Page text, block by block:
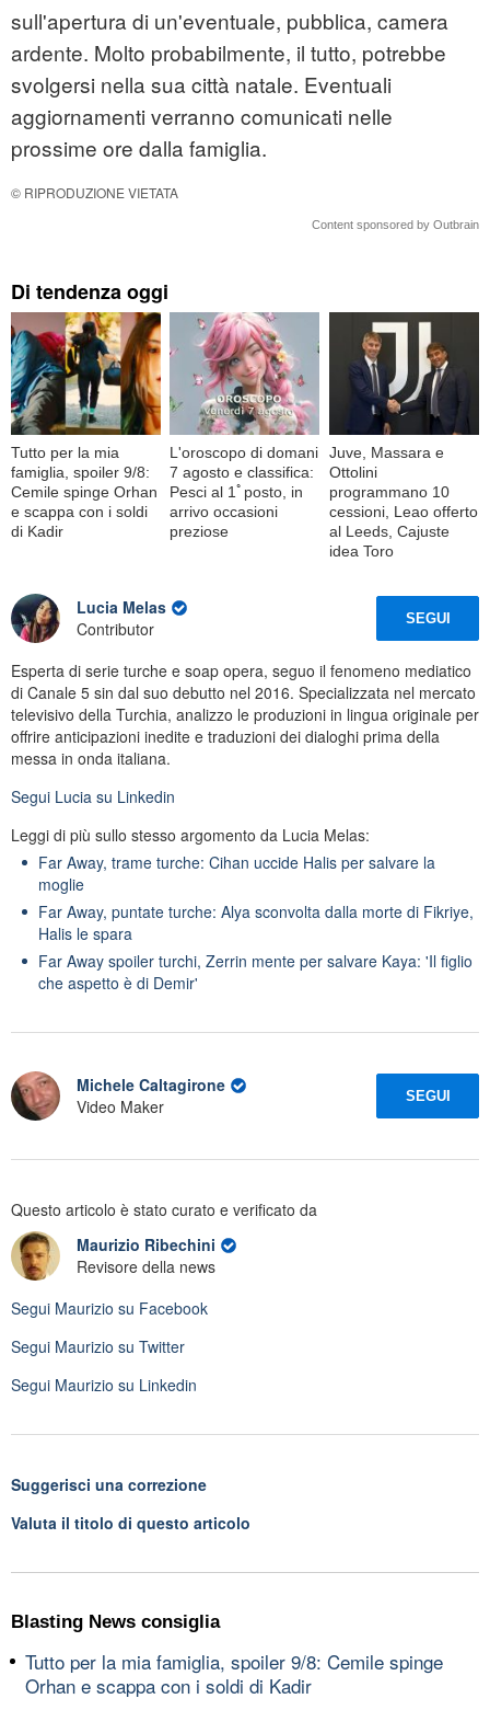
sull'apertura di un'eventuale, pubblica, camera
ardente. Molto probabilmente, il tutto, potrebbe
svolgersi nella sua città natale. Eventuali
aggiornamenti verranno comunicati nelle
prossime ore dalla famiglia.
© RIPRODUZIONE VIETATA
Content sponsored by Outbrain
Di tendenza oggi
Tutto per la mia
famiglia, spoiler 9/8:
Cemile spinge Orhan
e scappa con i soldi
di Kadir
L'oroscopo di domani
7 agosto e classifica:
Pesci al 1ﾟposto, in
arrivo occasioni
preziose
Juve, Massara e
Ottolini
programmano 10
cessioni, Leao offerto
al Leeds, Cajuste
idea Toro
Lucia Melas
Contributor
SEGUI
Esperta di serie turche e soap opera, seguo il fenomeno mediatico
di Canale 5 sin dal suo debutto nel 2016. Specializzata nel mercato
televisivo della Turchia, analizzo le produzioni in lingua originale per
offrire anticipazioni inedite e traduzioni dei dialoghi prima della
messa in onda italiana.
Segui Lucia su Linkedin
Leggi di più sullo stesso argomento da Lucia Melas:
Far Away, trame turche: Cihan uccide Halis per salvare la
moglie
Far Away, puntate turche: Alya sconvolta dalla morte di Fikriye,
Halis le spara
Far Away spoiler turchi, Zerrin mente per salvare Kaya: 'Il figlio
che aspetto è di Demir'
Michele Caltagirone
Video Maker
SEGUI
Questo articolo è stato curato e verificato da
Maurizio Ribechini
Revisore della news
Segui Maurizio su Facebook
Segui Maurizio su Twitter
Segui Maurizio su Linkedin
Suggerisci una correzione
Valuta il titolo di questo articolo
Blasting News consiglia
Tutto per la mia famiglia, spoiler 9/8: Cemile spinge
Orhan e scappa con i soldi di Kadir